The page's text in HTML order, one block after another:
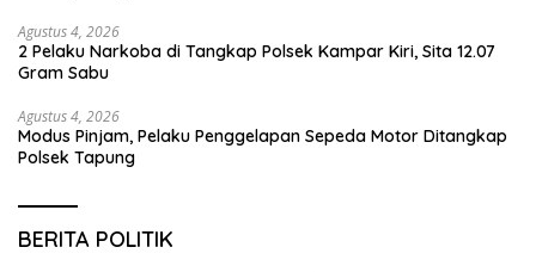
Agustus 4, 2026
2 Pelaku Narkoba di Tangkap Polsek Kampar Kiri, Sita 12.07
Gram Sabu
Agustus 4, 2026
Modus Pinjam, Pelaku Penggelapan Sepeda Motor Ditangkap
Polsek Tapung
BERITA POLITIK